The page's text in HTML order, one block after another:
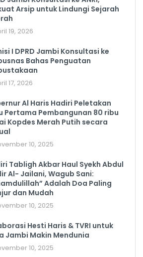
Arsip untuk Lindungi Sejarah
19, 2026
I DPRD Jambi Konsultasi ke
Bahas Penguatan
17, 2026
Al Haris Hadiri Peletakan
Pertama Pembangunan 80 ribu
Kopdes Merah Putih secara
10, 2025
Tabligh Akbar Haul Syekh Abdul
Al- Jailani, Wagub Sani:
Adalah Doa Paling
dan Mudah
10, 2025
Hesti Haris & TVRI untuk
Jambi Makin Mendunia
10, 2025